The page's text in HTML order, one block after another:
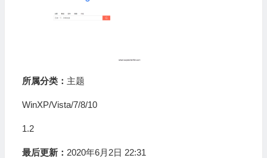
所属分类： 主题
WinXP/Vista/7/8/10
1.2
最后更新： 2020年6月2日 22:31